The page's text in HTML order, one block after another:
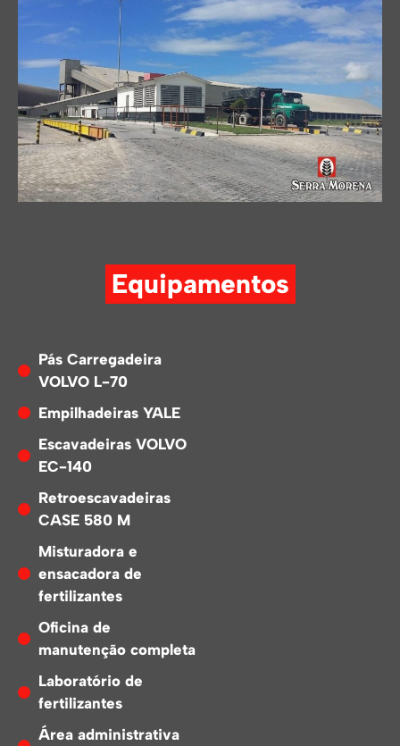
Equipamentos
Pás Carregadeira
VOLVO L-70
Empilhadeiras YALE
Escavadeiras VOLVO
EC-140
Retroescavadeiras
CASE 580 M
Misturadora e
ensacadora de
fertilizantes
Oficina de
manutenção completa
Laboratório de
fertilizantes
Área administrativa